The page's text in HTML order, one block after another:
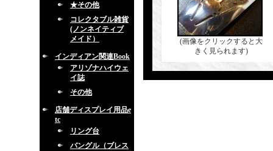
★その他
コレクタブル雑貨
(ノンネイティブ
メイド）
インディアン関連Book
アリゾナハイウェ
イ誌
その他
店舗ディスプレイ用品e
tc
リング台
バングル（ブレス
(画像をクリックすると大
きく見られます)